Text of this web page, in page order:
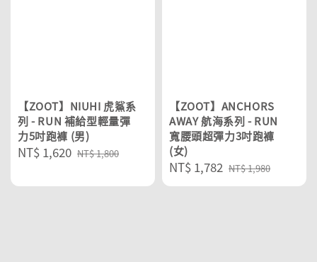
【ZOOT】NIUHI 虎鯊系
列 - RUN 補給型輕量彈
力5吋跑褲 (男)
Sale
NT$ 1,620 Regular
NT$ 1,800
【ZOOT】ANCHORS
AWAY 航海系列 - RUN
寬腰頭超彈力3吋跑褲
(女)
Sale
price
NT$ 1,782 Regular
price
NT$ 1,980